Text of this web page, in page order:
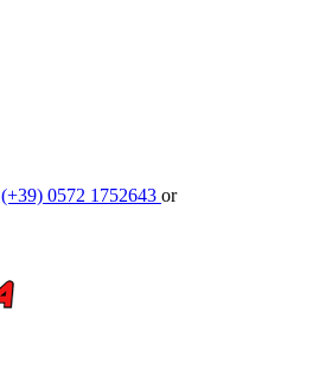
(+39) 0572 1752643 or